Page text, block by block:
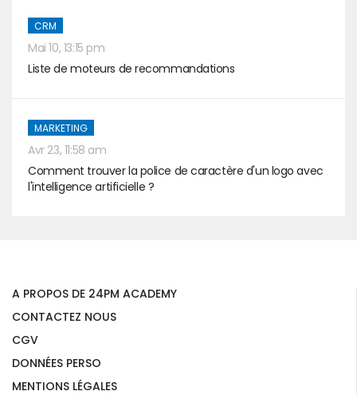
CRM
Mai 10, 13:15 pm
Liste de moteurs de recommandations
MARKETING
Avr 23, 11:58 am
Comment trouver la police de caractère d'un logo avec
l'intelligence artificielle ?
A PROPOS DE 24PM ACADEMY
CONTACTEZ NOUS
CGV
DONNÉES PERSO
MENTIONS LÉGALES